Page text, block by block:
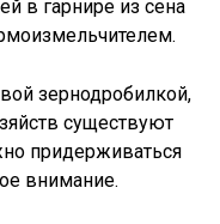
в гарнире из сена
зернодробилкой,
существуют
придерживаться
внимание.